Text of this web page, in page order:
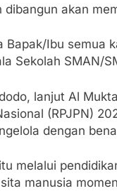
dibangun akan
Bapak/Ibu semua
Sekolah SMAN/
lanjut Al
(RPJPN)
dengan
melalui
manusia